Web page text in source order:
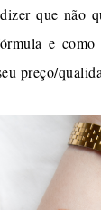
que não
e
preço/